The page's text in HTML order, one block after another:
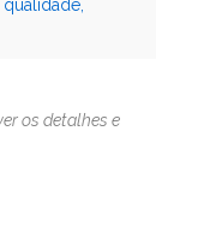
os detalhes e